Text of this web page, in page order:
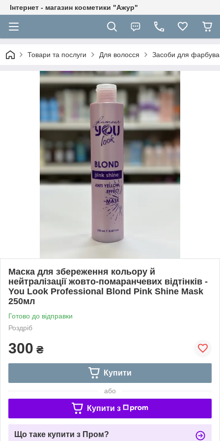
Інтернет - магазин косметики "Ажур"
Товари та послуги Для волосся Засоби для
Маска для збереження кольору й
нейтралізації жовто-помаранчевих відтінків -
You Look Professional Blond Pink Shine Mask
250мл
Готово до відправки
Роздріб
300 ₴
Купити
або
Купити з
Що таке купити з Пром?